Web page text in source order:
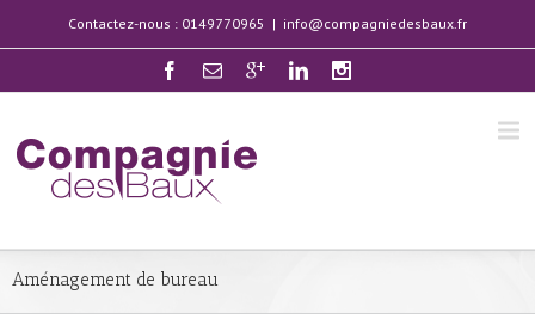
Contactez-nous : 0149770965 | info@compagniedesbaux.fr
Aménagement de bureau